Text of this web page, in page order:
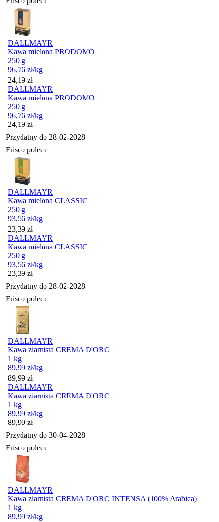
DALLMAYR
Kawa mielona PRODOMO
250 g
96,76 zł/kg
Cena
24,19 zł
DALLMAYR
Kawa mielona PRODOMO
250 g
96,76 zł/kg
Cena
24,19 zł
Przydatny do 28-02-2028
Frisco poleca
DALLMAYR
Kawa mielona CLASSIC
250 g
93,56 zł/kg
Cena
23,39 zł
DALLMAYR
Kawa mielona CLASSIC
250 g
93,56 zł/kg
Cena
23,39 zł
Przydatny do 28-02-2028
Frisco poleca
DALLMAYR
Kawa ziarnista CREMA D'ORO
1 kg
89,99 zł/kg
Cena
89,99 zł
DALLMAYR
Kawa ziarnista CREMA D'ORO
1 kg
89,99 zł/kg
Cena
89,99 zł
Przydatny do 30-04-2028
Frisco poleca
DALLMAYR
Kawa ziarnista CREMA D'ORO INTENSA (100% Arabica)
1 kg
89,99 zł/kg